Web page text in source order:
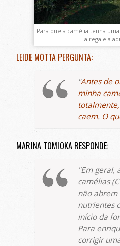
Para que a camélia tenha
a rega e a
LEIDE MOTTA PERGUNTA:
Antes de
minha
caem. O
MARINA TOMIOKA RESPONDE:
Em geral,
camélias (
não
nutrientes
início da
Para
corrigir